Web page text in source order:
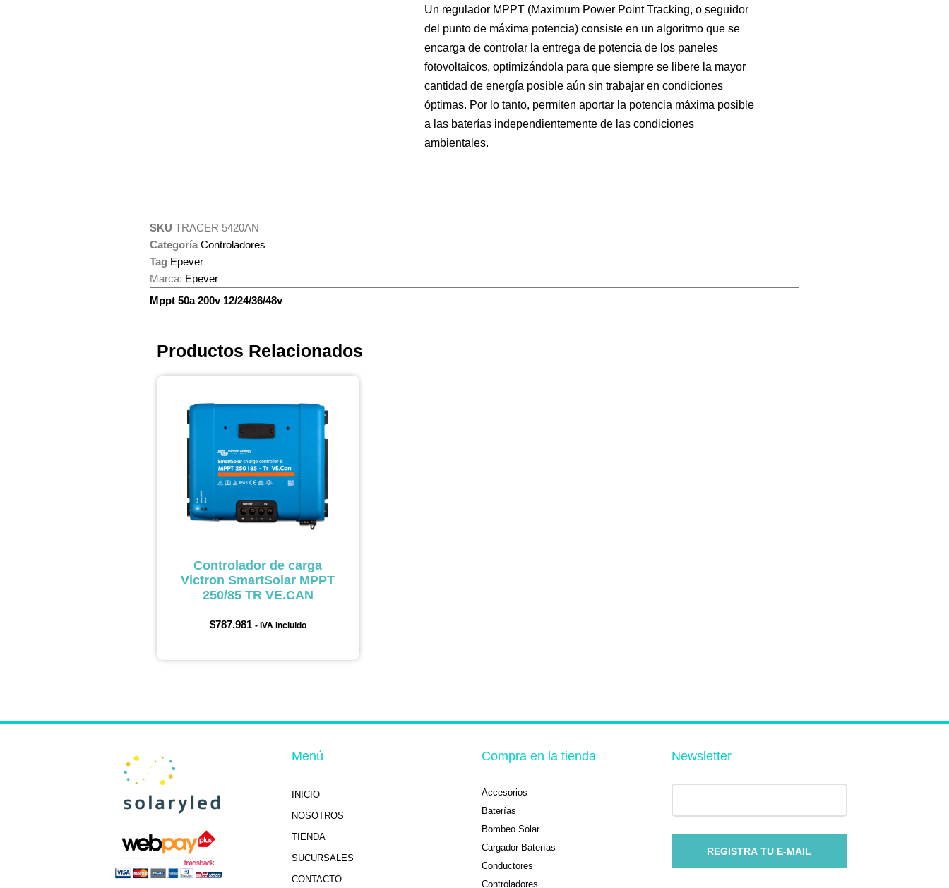
Un regulador MPPT (Maximum Power Point Tracking, o seguidor
del punto de máxima potencia) consiste en un algoritmo que se
encarga de controlar la entrega de potencia de los paneles
fotovoltaicos, optimizándola para que siempre se libere la mayor
cantidad de energía posible aún sin trabajar en condiciones
óptimas. Por lo tanto, permiten aportar la potencia máxima posible
a las baterías independientemente de las condiciones
ambientales.
SKU TRACER 5420AN
Categoría Controladores
Tag Epever
Marca: Epever
Mppt 50a 200v 12/24/36/48v
Productos Relacionados
Controlador de carga
Victron SmartSolar MPPT
250/85 TR VE.CAN
$787.981 - IVA Incluido
Menú
INICIO
NOSOTROS
TIENDA
SUCURSALES
CONTACTO
Compra en la tienda
Accesorios
Baterías
Bombeo Solar
Cargador Baterías
Conductores
Controladores
Newsletter
REGISTRA TU E-MAIL